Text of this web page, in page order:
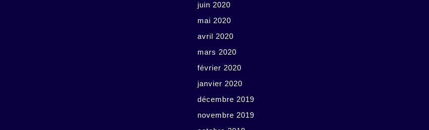
juin 2020
mai 2020
avril 2020
mars 2020
février 2020
janvier 2020
décembre 2019
novembre 2019